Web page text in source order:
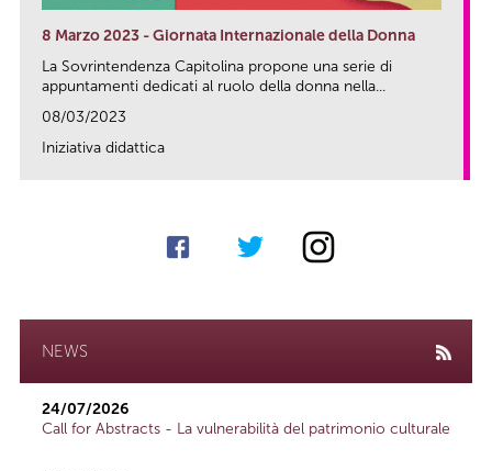
8 Marzo 2023 - Giornata Internazionale della Donna
La Sovrintendenza Capitolina propone una serie di
appuntamenti dedicati al ruolo della donna nella...
08/03/2023
Iniziativa didattica
NEWS
24/07/2026
Call for Abstracts - La vulnerabilità del patrimonio culturale